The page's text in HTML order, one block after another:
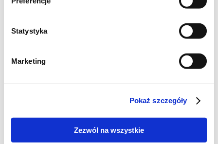
Statystyka
Marketing
Pokaż szczegóły
Zezwól na wszystkie
wodzie do miękkości, po czym odcedzamy.
mąkę i robimy zasmażkę. Ciągle mieszając
wlewamy po trochu bulion. Dodajemy
przecier pomidorowy. Śmietankę hartujemy